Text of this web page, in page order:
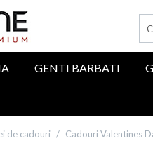
GENTI BARBATI
de cadouri / Cadouri Valentines